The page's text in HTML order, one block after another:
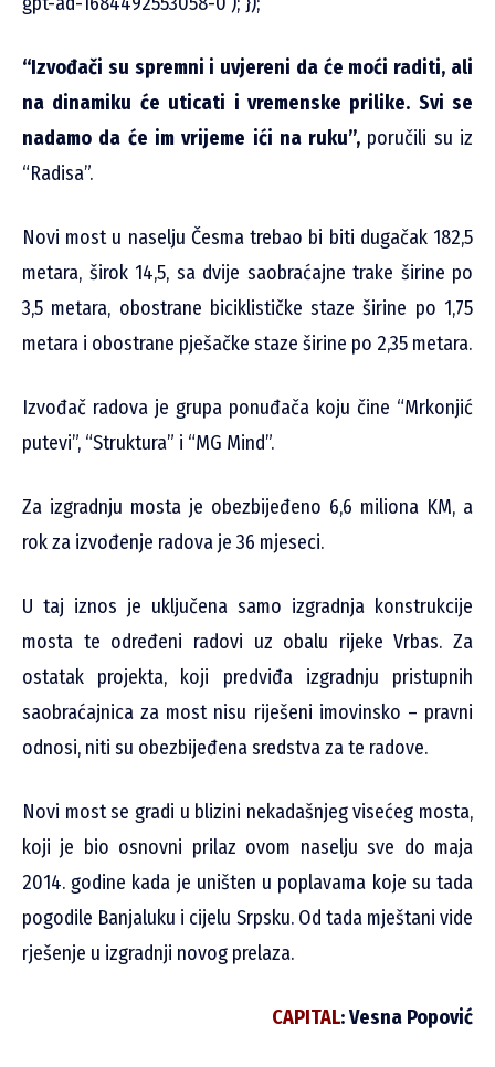
“Izvođači su spremni i uvjereni da će moći raditi, ali
na dinamiku će uticati i vremenske prilike. Svi se
nadamo da će im vrijeme ići na ruku”, poručili su iz
“Radisa”.
Novi most u naselju Česma trebao bi biti dugačak 182,5
metara, širok 14,5, sa dvije saobraćajne trake širine po
3,5 metara, obostrane biciklističke staze širine po 1,75
metara i obostrane pješačke staze širine po 2,35 metara.
Izvođač radova je grupa ponuđača koju čine “Mrkonjić
putevi”, “Struktura” i “MG Mind”.
Za izgradnju mosta je obezbijeđeno 6,6 miliona KM, a
rok za izvođenje radova je 36 mjeseci.
U taj iznos je uključena samo izgradnja konstrukcije
mosta te određeni radovi uz obalu rijeke Vrbas. Za
ostatak projekta, koji predviđa izgradnju pristupnih
saobraćajnica za most nisu riješeni imovinsko – pravni
odnosi, niti su obezbijeđena sredstva za te radove.
Novi most se gradi u blizini nekadašnjeg visećeg mosta,
koji je bio osnovni prilaz ovom naselju sve do maja
2014. godine kada je uništen u poplavama koje su tada
pogodile Banjaluku i cijelu Srpsku. Od tada mještani vide
rješenje u izgradnji novog prelaza.
CAPITAL: Vesna Popović